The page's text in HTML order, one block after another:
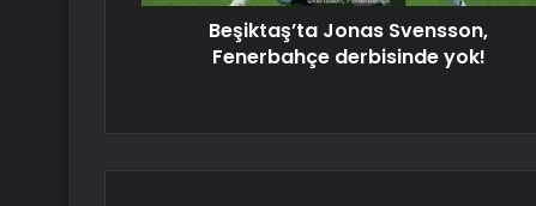
Beşiktaş’ta Jonas Svensson,
Fenerbahçe derbisinde yok!